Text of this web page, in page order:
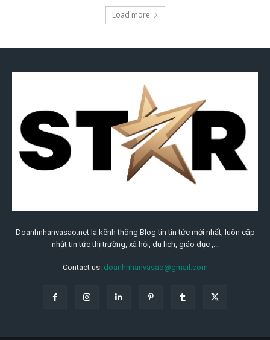
Doanhnhanvasao.net là kênh thông Blog tin tin tức mới nhất, luôn cập
nhật tin tức thị trường, xã hội, du lịch, giáo dục ,...
Contact us: doanhnhanvasao@gmail.com